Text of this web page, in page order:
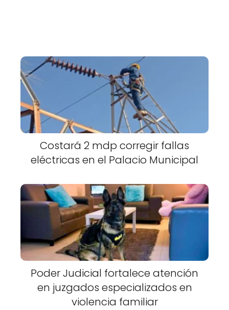
Costará 2 mdp corregir fallas
eléctricas en el Palacio Municipal
Poder Judicial fortalece atención
en juzgados especializados en
violencia familiar